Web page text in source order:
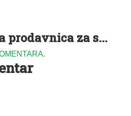
prodavnica za s...